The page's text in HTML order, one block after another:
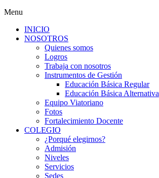
Menu
INICIO
NOSOTROS
Quienes somos
Logros
Trabaja con nosotros
Instrumentos de Gestión
Educación Básica Regular
Educación Básica Alternativa
Equipo Viatoriano
Fotos
Fortalecimiento Docente
COLEGIO
¿Porqué elegirnos?
Admisión
Niveles
Servicios
Sedes